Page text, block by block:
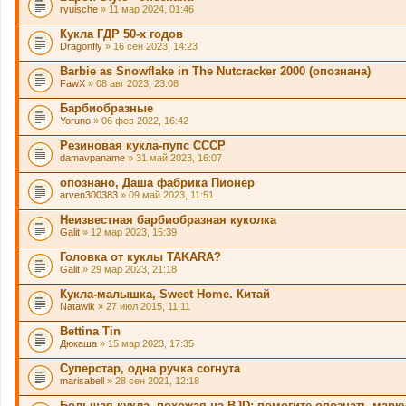
ryuische » 11 мар 2024, 01:46
Кукла ГДР 50-х годов
Dragonfly » 16 сен 2023, 14:23
Barbie as Snowflake in The Nutcracker 2000 (опознана)
FawX » 08 авг 2023, 23:08
Барбиобразные
Yoruno » 06 фев 2022, 16:42
Резиновая кукла-пупс СССР
damavpaname » 31 май 2023, 16:07
опознано, Даша фабрика Пионер
arven300383 » 09 май 2023, 11:51
Неизвестная барбиобразная куколка
Galit » 12 мар 2023, 15:39
Головка от куклы TAKARA?
Galit » 29 мар 2023, 21:18
Кукла-малышка, Sweet Home. Китай
Natawik » 27 июл 2015, 11:11
Bettina Tin
Дюкаша » 15 мар 2023, 17:35
Суперстар, одна ручка согнута
marisabell » 28 сен 2021, 12:18